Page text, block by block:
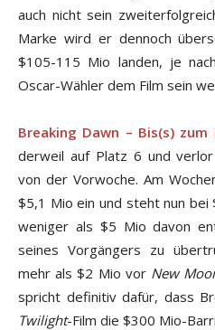
auch nicht sein
Marke wird er dennoch
$105-115 Mio landen, je
Oscar-Wähler dem Film sein
Breaking Dawn – Bis(s)
derweil auf Platz 6 und
von der Vorwoche. Am
$5,1 Mio ein und steht nun
weniger als $5 Mio davon
seines Vorgängers zu
mehr als $2 Mio vor New
spricht definitiv dafür, dass
Twilight-Film die $300 Mio-